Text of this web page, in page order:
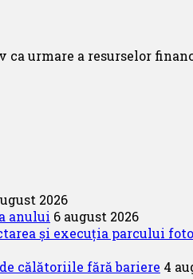
urmare a resurselor
2026
anului 6 august 2026
și execuția parcului
călătoriile fără bariere 4